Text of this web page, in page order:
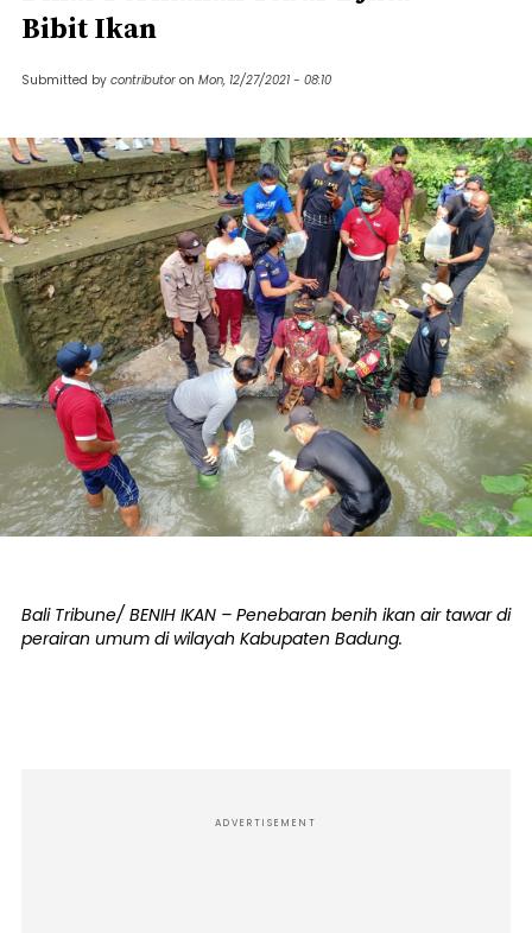
Bibit Ikan
Submitted by contributor on Mon, 12/27/2021 - 08:10
Bali Tribune/ BENIH IKAN – Penebaran benih ikan air tawar di
perairan umum di wilayah Kabupaten Badung.
ADVERTISEMENT